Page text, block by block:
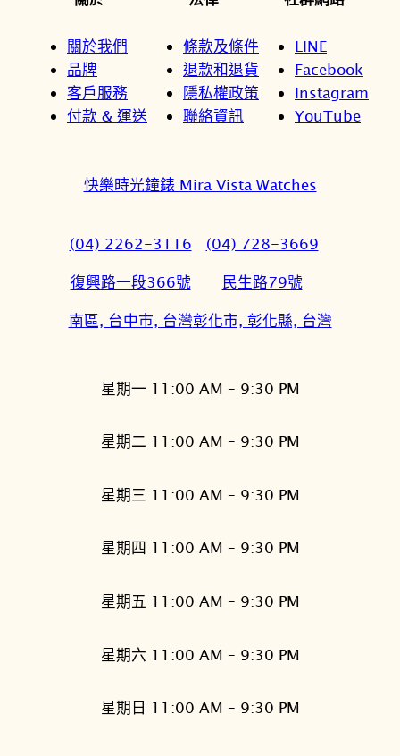
關於我們
品牌
客戶服務
付款 & 運送
條款及條件
退款和退貨
隱私權政策
聯絡資訊
LINE
Facebook
Instagram
YouTube
快樂時光鐘錶 Mira Vista Watches
(04) 2262-3116
復興路一段366號
南區, 台中市, 台灣
(04) 728-3669
民生路79號
彰化市, 彰化縣, 台灣
星期一 11:00 AM – 9:30 PM
星期二 11:00 AM – 9:30 PM
星期三 11:00 AM – 9:30 PM
星期四 11:00 AM – 9:30 PM
星期五 11:00 AM – 9:30 PM
星期六 11:00 AM – 9:30 PM
星期日 11:00 AM – 9:30 PM